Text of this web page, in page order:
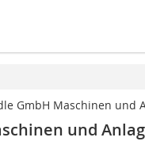
GmbH Maschinen und
und